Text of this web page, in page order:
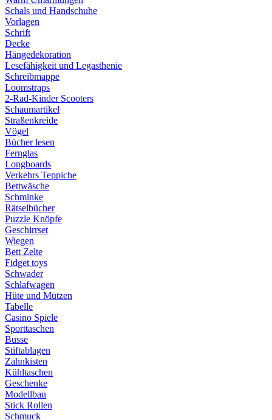
Schals und Handschuhe
Vorlagen
Schrift
Decke
Hängedekoration
Lesefähigkeit und Legasthenie
Schreibmappe
Loomstraps
2-Rad-Kinder Scooters
Schaumartikel
Straßenkreide
Vögel
Bücher lesen
Fernglas
Longboards
Verkehrs Teppiche
Bettwäsche
Schminke
Rätselbücher
Puzzle Knöpfe
Geschirrset
Wiegen
Bett Zelte
Fidget toys
Schwader
Schlafwagen
Hüte und Mützen
Tabelle
Casino Spiele
Sporttaschen
Busse
Stiftablagen
Zahnkisten
Kühltaschen
Geschenke
Modellbau
Stick Rollen
Schmuck